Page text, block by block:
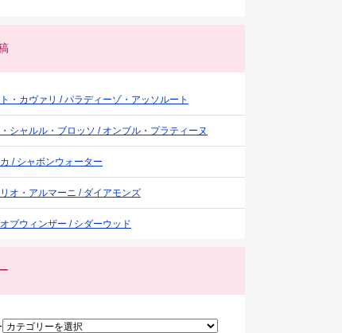
・カヴァリ / パラディーゾ・アッソルート
シャルル・ブロッソ / オンブル・プラティーヌ
/ シャボンウォーター
オ・アルマーニ / ダイアモンズ
ブウィンザー / シダーウッド